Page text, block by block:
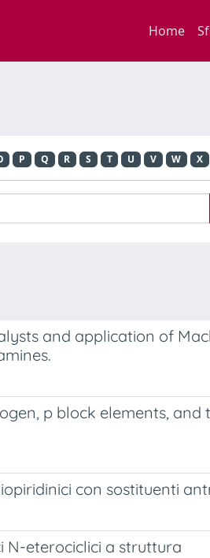
Home
P Q R S T U V W X
and application of
p block elements, and
con sostituenti
N-eterociclici a struttura